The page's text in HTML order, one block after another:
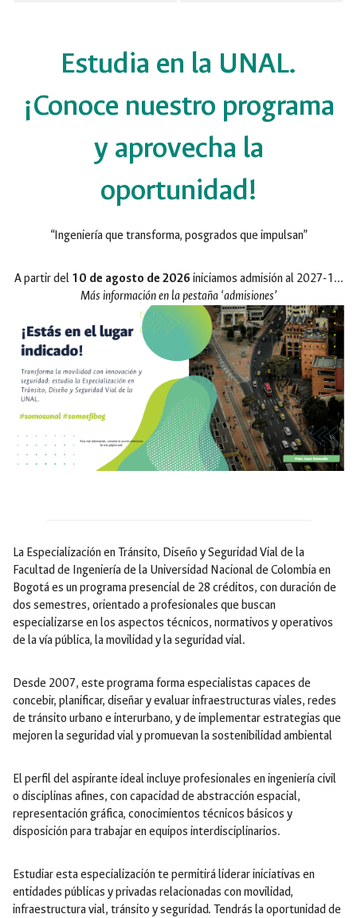
Estudia en la UNAL.
¡Conoce nuestro programa
y aprovecha la
oportunidad!
“Ingeniería que transforma, posgrados que impulsan”
A partir del 10 de agosto de 2026 iniciamos admisión al 2027-1…
Más información en la pestaña ‘admisiones’
La Especialización en Tránsito, Diseño y Seguridad Vial de la
Facultad de Ingeniería de la Universidad Nacional de Colombia en
Bogotá es un programa presencial de 28 créditos, con duración de
dos semestres, orientado a profesionales que buscan
especializarse en los aspectos técnicos, normativos y operativos
de la vía pública, la movilidad y la seguridad vial.
Desde 2007, este programa forma especialistas capaces de
concebir, planificar, diseñar y evaluar infraestructuras viales, redes
de tránsito urbano e interurbano, y de implementar estrategias que
mejoren la seguridad vial y promuevan la sostenibilidad ambiental
El perfil del aspirante ideal incluye profesionales en ingeniería civil
o disciplinas afines, con capacidad de abstracción espacial,
representación gráfica, conocimientos técnicos básicos y
disposición para trabajar en equipos interdisciplinarios.
Estudiar esta especialización te permitirá liderar iniciativas en
entidades públicas y privadas relacionadas con movilidad,
infraestructura vial, tránsito y seguridad. Tendrás la oportunidad de